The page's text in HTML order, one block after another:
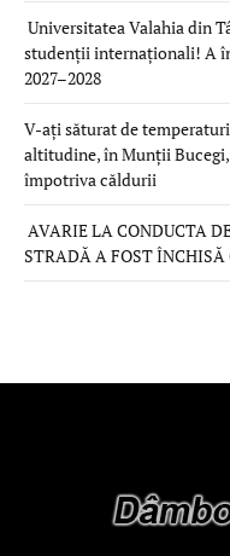
Universitatea Valahia din
studenții internaționali! A
2027–2028
V-ați săturat de
altitudine, în Munții
împotriva căldurii
AVARIE LA CONDUCTA
STRADĂ A FOST